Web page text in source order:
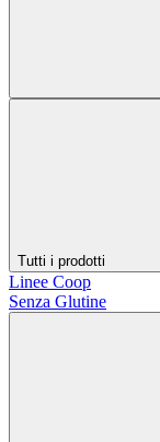
Tutti i prodotti
Linee Coop
Senza Glutine